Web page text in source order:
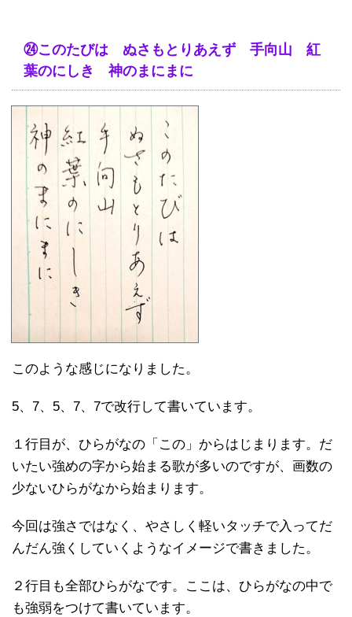
㉔このたびは ぬさもとりあえず 手向山 紅
葉のにしき 神のまにまに
このような感じになりました。
5、7、5、7、7で改行して書いています。
１行目が、ひらがなの「この」からはじまります。だ
いたい強めの字から始まる歌が多いのですが、画数の
少ないひらがなから始まります。
今回は強さではなく、やさしく軽いタッチで入ってだ
んだん強くしていくようなイメージで書きました。
２行目も全部ひらがなです。ここは、ひらがなの中で
も強弱をつけて書いています。